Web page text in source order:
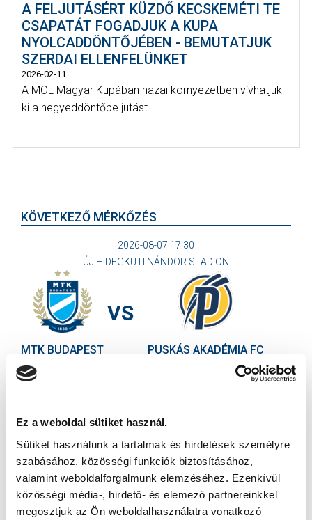
Ez a weboldal sütiket használ.
Sütiket használunk a tartalmak és hirdetések személyre
szabásához, közösségi funkciók biztosításához,
valamint weboldalforgalmunk elemzéséhez. Ezenkívül
közösségi média-, hirdető- és elemező partnereinkkel
megosztjuk az Ön weboldalhasználatra vonatkozó
A FELJUTÁSÉRT KÜZDŐ KECSKEMÉTI TE
CSAPATÁT FOGADJUK A KUPA
NYOLCADDÖNTŐJÉBEN - BEMUTATJUK
SZERDAI ELLENFELÜNKET
2026-02-11
A MOL Magyar Kupában hazai környezetben vívhatjuk
ki a negyeddöntőbe jutást.
KÖVETKEZŐ MÉRKŐZÉS
2026-08-07 17:30
ÚJ HIDEGKUTI NÁNDOR STADION
MTK BUDAPEST
VS
PUSKÁS AKADÉMIA FC
MTK BUDAPEST HÍRLEVÉL
hírlevelünkre: